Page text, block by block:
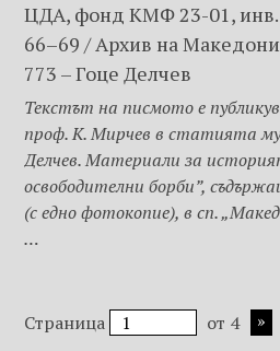
ЦДА, фонд КМФ 23-01,
66–69 / Архив на
773 – Гоце Делчев
Текстът на писмото е
проф. К. Мирчев в статията
Делчев. Материали за
освободителни борби”,
(с едно фотокопие), в сп.
…
Страница от 4